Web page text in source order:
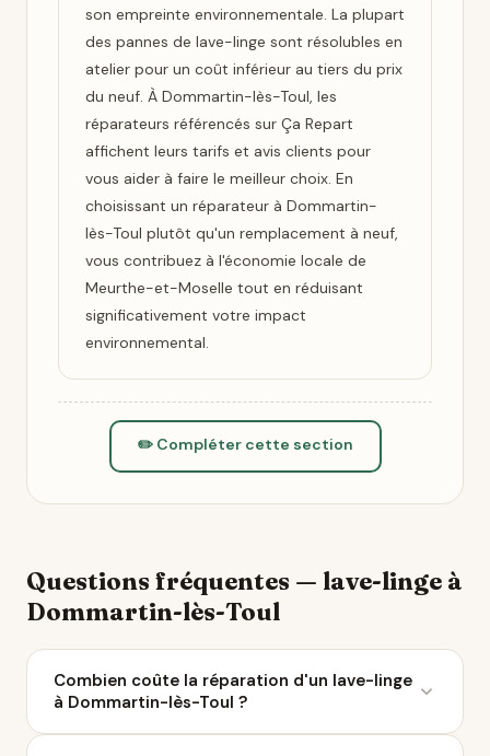
son empreinte environnementale. La plupart
des pannes de lave-linge sont résolubles en
atelier pour un coût inférieur au tiers du prix
du neuf. À Dommartin-lès-Toul, les
réparateurs référencés sur Ça Repart
affichent leurs tarifs et avis clients pour
vous aider à faire le meilleur choix. En
choisissant un réparateur à Dommartin-
lès-Toul plutôt qu'un remplacement à neuf,
vous contribuez à l'économie locale de
Meurthe-et-Moselle tout en réduisant
significativement votre impact
environnemental.
✏️ Compléter cette section
Questions fréquentes — lave-linge à
Dommartin-lès-Toul
Combien coûte la réparation d'un lave-linge
à Dommartin-lès-Toul ?